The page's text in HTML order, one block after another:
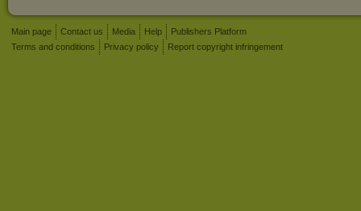
Main page Contact us Media Help
Publishers Platform
Terms and conditions
Privacy policy Report copyright infringement